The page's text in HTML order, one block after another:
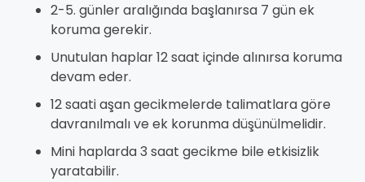
2-5. günler aralığında başlanırsa 7 gün ek
koruma gerekir.
Unutulan haplar 12 saat içinde alınırsa koruma
devam eder.
12 saati aşan gecikmelerde talimatlara göre
davranılmalı ve ek korunma düşünülmelidir.
Mini haplarda 3 saat gecikme bile etkisizlik
yaratabilir.